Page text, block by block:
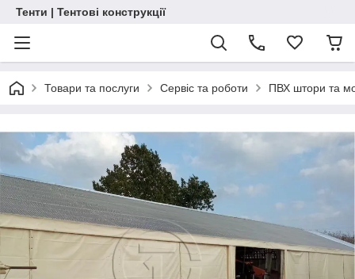
Тенти | Тентові конструкції
Товари та послуги Сервіс та роботи ПВХ штори та